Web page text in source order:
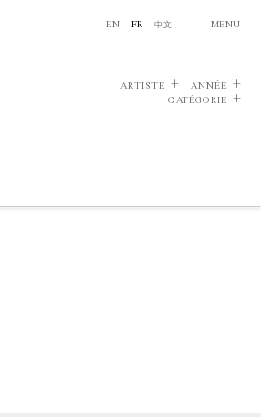
EN FR 中文 MENU
ARTISTE
ANNÉE
CATÉGORIE